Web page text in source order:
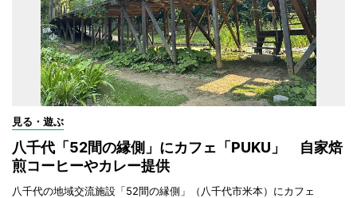
見る・遊ぶ
八千代「52間の縁側」にカフェ「PUKU」 自家焙
煎コーヒーやカレー提供
八千代の地域交流施設「52間の縁側」（八千代市米本）にカフェ